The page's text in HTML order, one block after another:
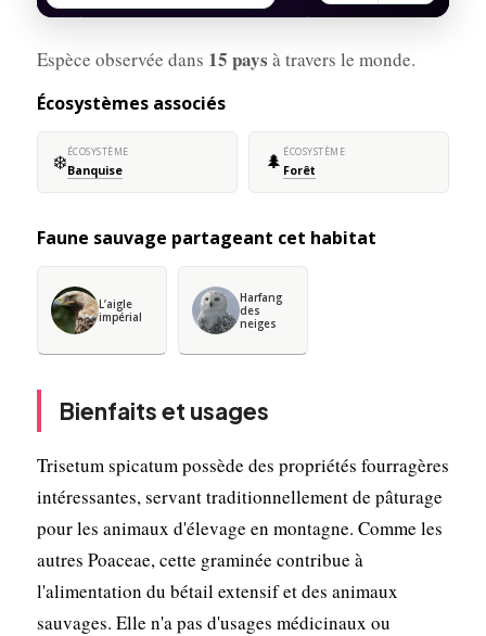
Espèce observée dans 15 pays à travers le monde.
Écosystèmes associés
❄️ÉCOSYSTÈME
Banquise 🌲 ÉCOSYSTÈME
Forêt
Faune sauvage partageant cet habitat
L’aigle
impérial
Harfang
des
neiges
Bienfaits et usages
Trisetum spicatum possède des propriétés fourragères
intéressantes, servant traditionnellement de pâturage
pour les animaux d'élevage en montagne. Comme les
autres Poaceae, cette graminée contribue à
l'alimentation du bétail extensif et des animaux
sauvages. Elle n'a pas d'usages médicinaux ou